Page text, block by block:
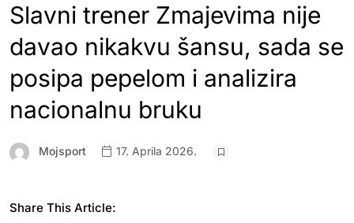
Slavni trener Zmajevima nije
davao nikakvu šansu, sada se
posipa pepelom i analizira
nacionalnu bruku
Mojsport 17. Aprila 2026.
Share This Article: